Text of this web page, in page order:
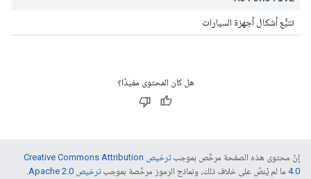
تتبُّع أشكال أجهزة السيارات
هل كان المحتوى مفيدًا؟
إنّ محتوى هذه الصفحة مرخّص بموجب
ترخيص Creative Commons Attribution
4.0‏ ما لم يُنصّ على خلاف ذلك، ونماذج الرموز مرخّصة بموجبترخيص Apache 2.0‏
.